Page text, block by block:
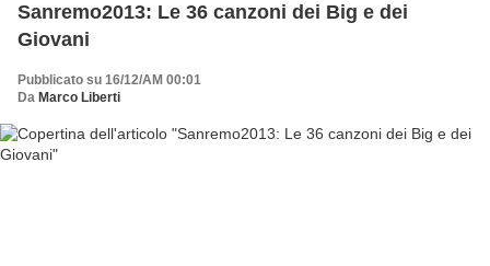
Sanremo2013: Le 36 canzoni dei Big e dei
Giovani
Pubblicato su 16/12/AM 00:01
Da Marco Liberti